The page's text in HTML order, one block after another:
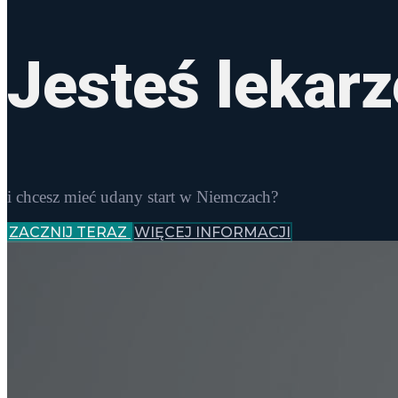
Jesteś
i chcesz mieć udany start w Niemczach?
ZACZNIJ TERAZ WIĘCEJ INFORMACJI